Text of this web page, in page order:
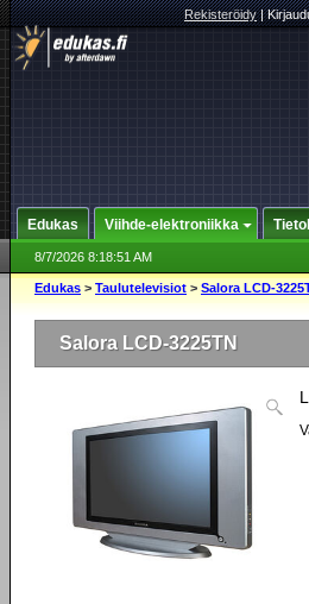
Rekisteröidy|
Edukas Viihde-elektroniikka
8/7/2026 8:18:51 AM
Edukas > Taulutelevisiot > Salora LCD-
Salora LCD-3225TN